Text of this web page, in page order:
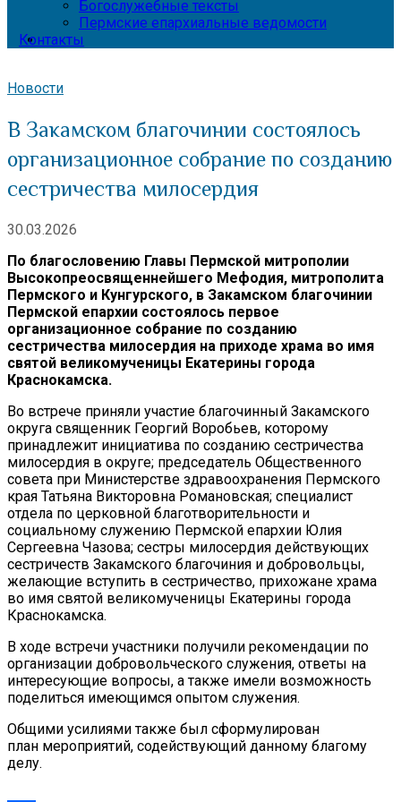
Богослужебные тексты
Пермские епархиальные ведомости
Контакты
Новости
В Закамском благочинии состоялось
организационное собрание по созданию
сестричества милосердия
30.03.2026
По благословению Главы Пермской митрополии
Высокопреосвященнейшего Мефодия, митрополита
Пермского и Кунгурского, в Закамском благочинии
Пермской епархии состоялось первое
организационное собрание по созданию
сестричества милосердия на приходе храма во имя
святой великомученицы Екатерины города
Краснокамска.
Во встрече приняли участие благочинный Закамского
округа священник Георгий Воробьев, которому
принадлежит инициатива по созданию сестричества
милосердия в округе; председатель Общественного
совета при Министерстве здравоохранения Пермского
края Татьяна Викторовна Романовская; специалист
отдела по церковной благотворительности и
социальному служению Пермской епархии Юлия
Сергеевна Чазова; сестры милосердия действующих
сестричеств Закамского благочиния и добровольцы,
желающие вступить в сестричество, прихожане храма
во имя святой великомученицы Екатерины города
Краснокамска.
В ходе встречи участники получили рекомендации по
организации добровольческого служения, ответы на
интересующие вопросы, а также имели возможность
поделиться имеющимся опытом служения.
Общими усилиями также был сформулирован
план мероприятий, содействующий данному благому
делу.